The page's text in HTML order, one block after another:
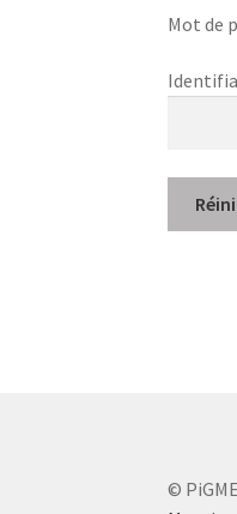
Mot de
©